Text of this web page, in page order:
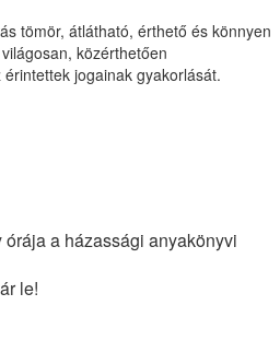
tömör, átlátható, érthető és könnyen
közérthetően
jogainak gyakorlását.
a házassági anyakönyvi
le!